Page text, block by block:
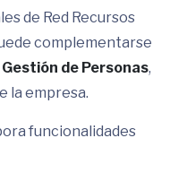
de Red Recursos
complementarse
de Personas,
la empresa.
funcionalidades